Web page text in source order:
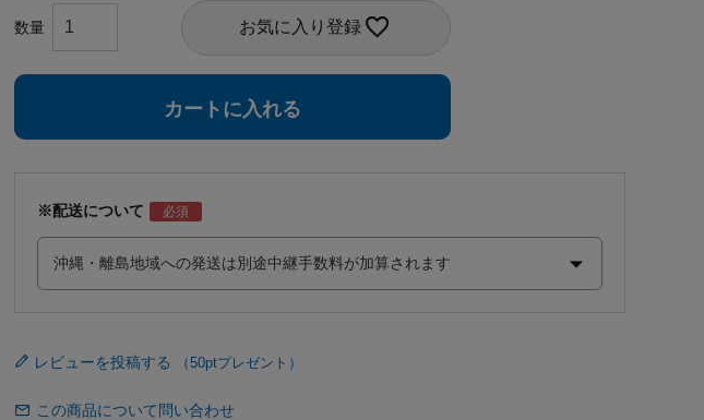
お気に入り登録
カートに入れる
※配送について
レビューを投稿する
この商品について問い合わせ